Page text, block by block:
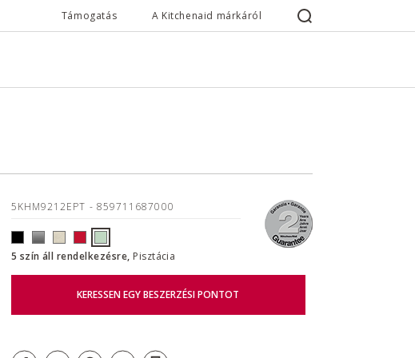
Támogatás A Kitchenaid márkáról
5KHM9212EPT - 859711687000
5 szín áll rendelkezésre, Pisztácia
KERESSEN EGY BESZERZÉSI PONTOT